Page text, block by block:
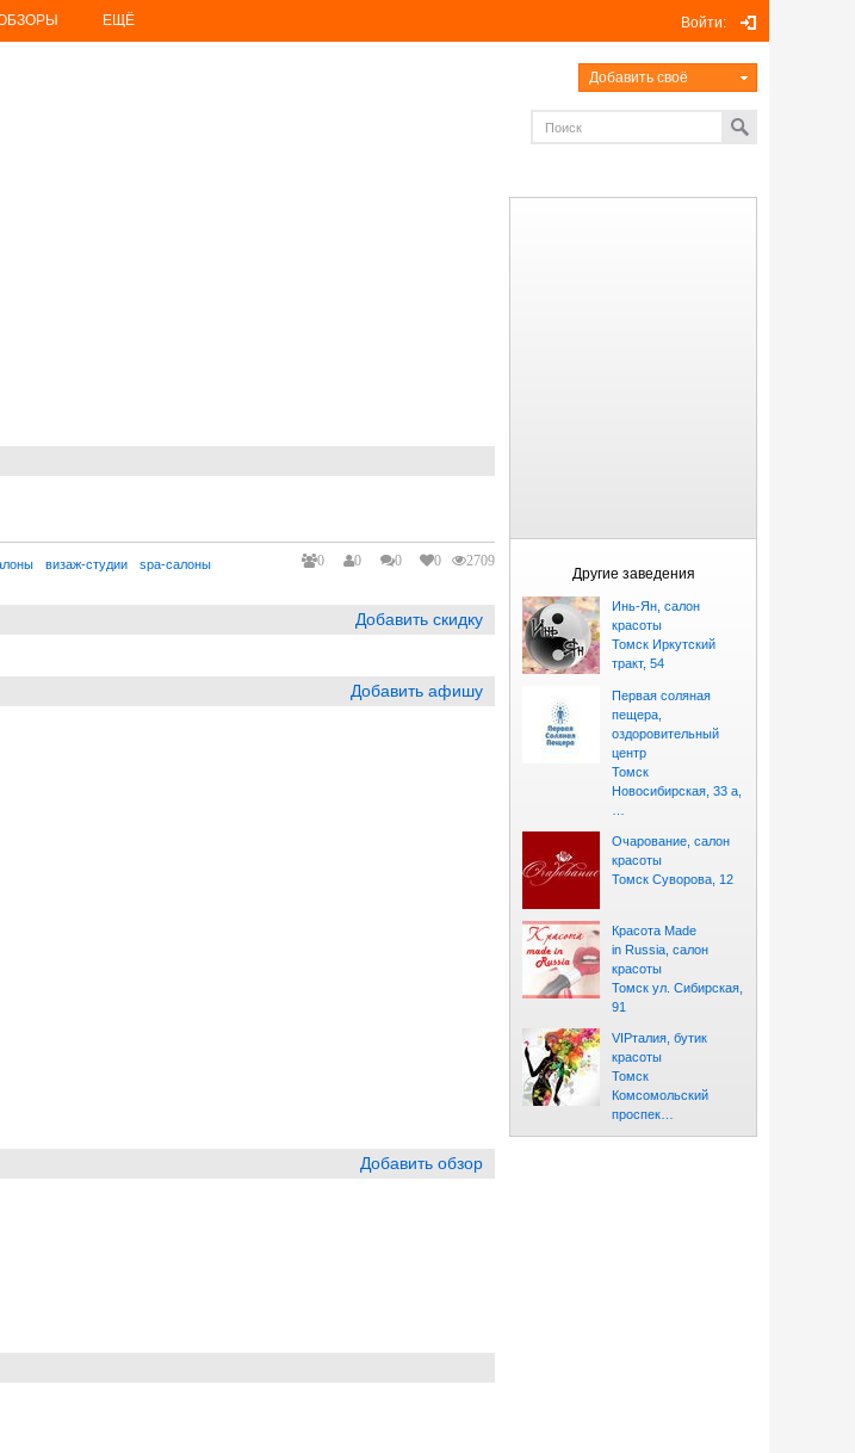
ЕЩЁ Войти:
Добавить своё
Другие заведения
Инь-Ян, салон
красоты
Томск Иркутский
тракт, 54
Первая соляная
пещера,
оздоровительный
центр
Томск
Новосибирская, 33 а,
Очарование, салон
красоты
Томск Суворова, 12
Красота Made
in Russia, салон
красоты
Томск ул. Сибирская,
91
VIPталия, бутик
красоты
Томск
Комсомольский
проспек…
визаж-студии spa-салоны 0 0 0 0 2709
Добавить скидку
Добавить афишу
Добавить обзор